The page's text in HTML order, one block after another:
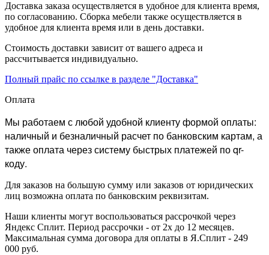
Доставка заказа осуществляется в удобное для клиента время,
по согласованию. Сборка мебели также осуществляется в
удобное для клиента время или в день доставки.
Стоимость доставки зависит от вашего адреса и
рассчитывается индивидуально.
Полный прайс по ссылке в разделе "Доставка"
Оплата
Мы работаем с любой удобной клиенту формой оплаты:
наличный и безналичный расчет по банковским картам, а
также оплата через систему быстрых платежей по qr-
коду.
Для заказов на большую сумму или заказов от юридических
лиц возможна оплата по банковским реквизитам.
Наши клиенты могут воспользоваться рассрочкой через
Яндекс Сплит. Период рассрочки - от 2х до 12 месяцев.
Максимальная сумма договора для оплаты в Я.Сплит - 249
000 руб.